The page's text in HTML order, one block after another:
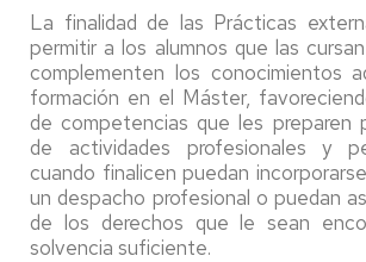
La finalidad de las Prácticas
permitir a los alumnos que las
complementen los conocimientos
formación en el Máster,
de competencias que les preparen
de actividades profesionales y
cuando finalicen puedan
un despacho profesional o puedan
de los derechos que le sean
solvencia suficiente.